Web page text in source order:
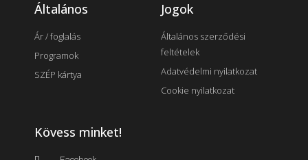
Általános
Ár / foglalás
Programok
SZÉP kártya
Jogok
Általános szerződési
feltételek
Adatvédelmi nyilatkozat
Cookie nyilatkozat
Kövess minket!